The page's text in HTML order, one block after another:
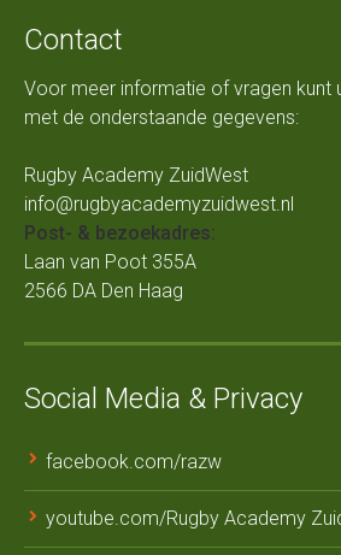
Contact
Voor meer informatie of vragen kunt
met de onderstaande gegevens:
Rugby Academy ZuidWest
info@rugbyacademyzuidwest.nl
Post- & bezoekadres:
Laan van Poot 355A
2566 DA Den Haag
Social Media & Privacy
facebook.com/razw
youtube.com/Rugby Academy